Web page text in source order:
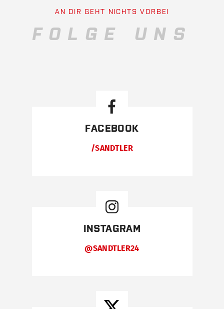
AN DIR GEHT NICHTS VORBEI
FOLGE UNS
FACEBOOK
/SANDTLER
INSTAGRAM
@SANDTLER24